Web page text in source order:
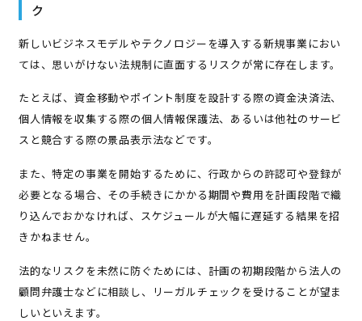
ク
新しいビジネスモデルやテクノロジーを導入する新規事業におい
ては、思いがけない法規制に直面するリスクが常に存在します。
たとえば、資金移動やポイント制度を設計する際の資金決済法、
個人情報を収集する際の個人情報保護法、あるいは他社のサービ
スと競合する際の景品表示法などです。
また、特定の事業を開始するために、行政からの許認可や登録が
必要となる場合、その手続きにかかる期間や費用を計画段階で織
り込んでおかなければ、スケジュールが大幅に遅延する結果を招
きかねません。
法的なリスクを未然に防ぐためには、計画の初期段階から法人の
顧問弁護士などに相談し、リーガルチェックを受けることが望ま
しいといえます。